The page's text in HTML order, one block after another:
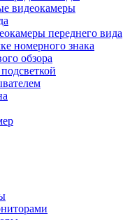
видеокамеры
переднего вида
номерного знака
обзора